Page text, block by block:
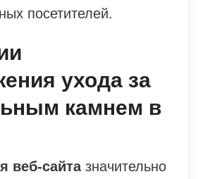
посетителей.
ухода за
камнем в
веб-сайтазначительно